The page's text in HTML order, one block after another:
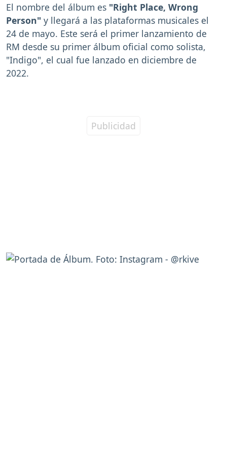
El nombre del álbum es "Right Place, Wrong
Person" y llegará a las plataformas musicales el
24 de mayo. Este será el primer lanzamiento de
RM desde su primer álbum oficial como solista,
"Indigo", el cual fue lanzado en diciembre de
2022.